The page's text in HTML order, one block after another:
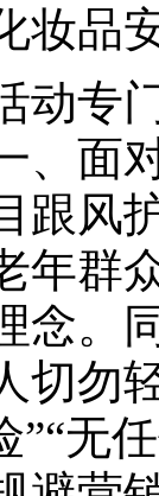
妆品
专门
、面
跟风
年群
念。
切勿
”“无